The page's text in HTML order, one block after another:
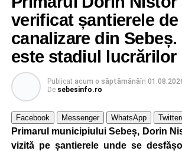
gestionat printr-un program
care reglează intensitatea luminii în
exacte de apus și răsărit ale soarelui.
de iluminare va fi redus în anumite
stradal va rămâne funcțional pe întreaga
Reprezentanții Primăriei Sebeș
va afecta siguranța traficului rutier
vizibilitatea pe străzile municipiului va
nivel corespunzător.
verificat șantierele de
canalizare din Sebeș.
este stadiul lucrărilor
Publicat acum o săptămânăîn
De sebesinfo.ro
Facebook Messenger WhatsApp
Primarul municipiului Sebeș, Dorin
vizită pe șantierele unde se